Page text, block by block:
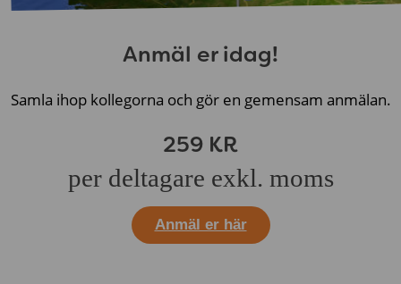
Anmäl er idag!
Samla ihop kollegorna och gör en gemensam anmälan.
259 KR
per deltagare exkl. moms
Anmäl er här